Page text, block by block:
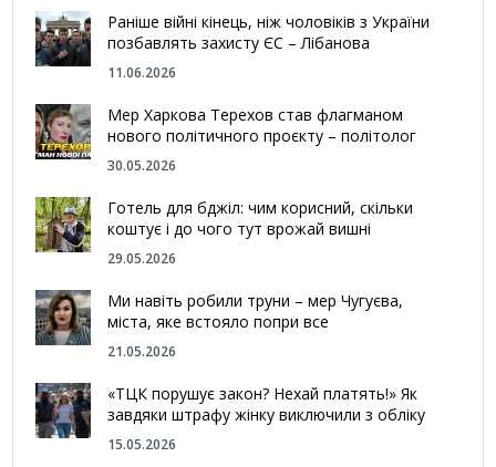
Раніше війні кінець, ніж чоловіків з України
позбавлять захисту ЄС – Лібанова
11.06.2026
Мер Харкова Терехов став флагманом
нового політичного проєкту – політолог
30.05.2026
Готель для бджіл: чим корисний, скільки
коштує і до чого тут врожай вишні
29.05.2026
Ми навіть робили труни – мер Чугуєва,
міста, яке встояло попри все
21.05.2026
«ТЦК порушує закон? Нехай платять!» Як
завдяки штрафу жінку виключили з обліку
15.05.2026